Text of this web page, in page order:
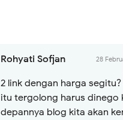
Rohyati Sofjan 28
2 link dengan harga
itu tergolong harus dinego
depannya blog kita akan